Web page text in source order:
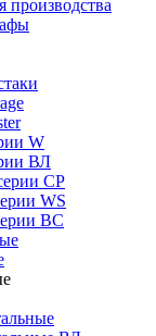
производства
W
ВЛ
СР
WS
ВС